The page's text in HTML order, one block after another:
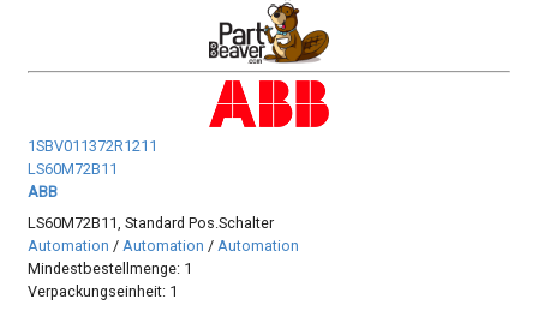
1SBV011372R1211
LS60M72B11
ABB
LS60M72B11, Standard Pos.Schalter
Automation / Automation / Automation
Mindestbestellmenge: 1
Verpackungseinheit: 1